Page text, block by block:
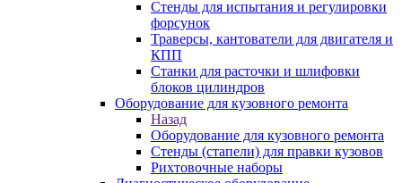
Стенды для испытания и регулировки
форсунок
Траверсы, кантователи для двигателя и
КПП
Станки для расточки и шлифовки
блоков цилиндров
Оборудование для кузовного ремонта
Назад
Оборудование для кузовного ремонта
Стенды (стапели) для правки кузовов
Рихтовочные наборы